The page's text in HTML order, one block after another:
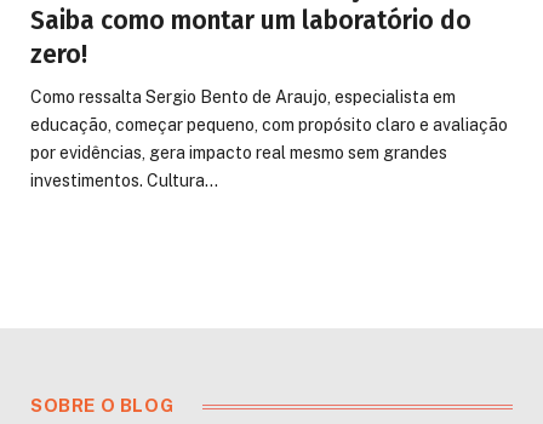
Saiba como montar um laboratório do
zero!
Como ressalta Sergio Bento de Araujo, especialista em
educação, começar pequeno, com propósito claro e avaliação
por evidências, gera impacto real mesmo sem grandes
investimentos. Cultura…
SOBRE O BLOG